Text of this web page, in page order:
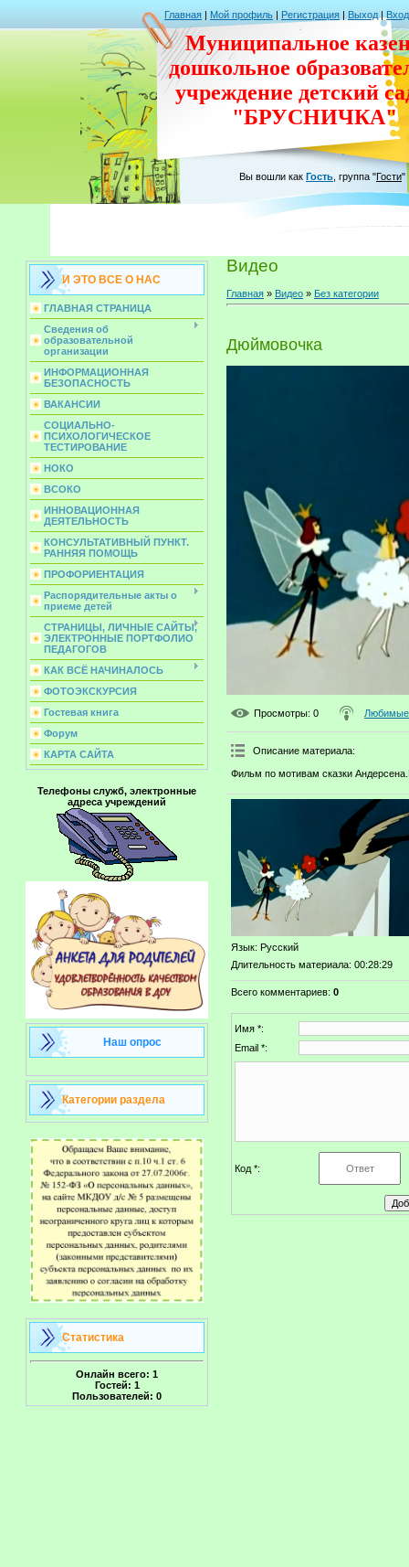
Главная | Мой профиль | Регистрация | Выход | Вход
Муниципальное
дошкольное
учреждение детский
"БРУСНИЧКА"
Вы вошли как Гость группа "Гости"
И ЭТО ВСЕ О НАС
ГЛАВНАЯ СТРАНИЦА
Сведения об
образовательной
организации
ИНФОРМАЦИОННАЯ
БЕЗОПАСНОСТЬ
ВАКАНСИИ
СОЦИАЛЬНО-
ПСИХОЛОГИЧЕСКОЕ
ТЕСТИРОВАНИЕ
НОКО
ВСОКО
ИННОВАЦИОННАЯ
ДЕЯТЕЛЬНОСТЬ
КОНСУЛЬТАТИВНЫЙ ПУНКТ.
РАННЯЯ ПОМОЩЬ
ПРОФОРИЕНТАЦИЯ
Распорядительные акты о
приеме детей
СТРАНИЦЫ, ЛИЧНЫЕ САЙТЫ,
ЭЛЕКТРОННЫЕ ПОРТФОЛИО
ПЕДАГОГОВ
КАК ВСЁ НАЧИНАЛОСЬ
ФОТОЭКСКУРСИЯ
Гостевая книга
Форум
КАРТА САЙТА
Телефоны служб, электронные
адреса учреждений
Наш опрос
Категории раздела
Статистика
Онлайн всего: 1
Гостей: 1
Пользователей: 0
Видео
Главная » Видео » Без категории
Дюймовочка
Просмотры: 0 Любимые
Описание материала:
Фильм по мотивам сказки
Язык: Русский
Длительность материала: 00:28:29
Всего комментариев: 0
Имя *:
Email *:
Код *: